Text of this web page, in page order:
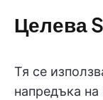
Целева
Тя се
напредъка